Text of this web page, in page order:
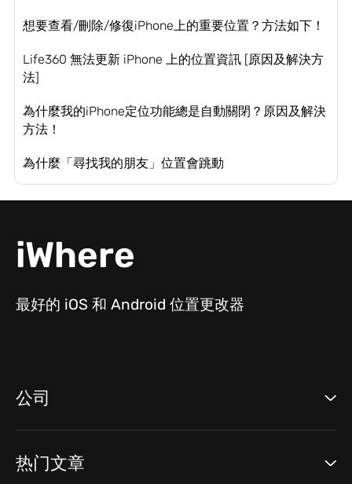
想要查看/刪除/修復iPhone上的重要位置？方法如下！
Life360 無法更新 iPhone 上的位置資訊 [原因及解決方
法]
為什麼我的iPhone定位功能總是自動關閉？原因及解決
方法！
為什麼「尋找我的朋友」位置會跳動
iWhere
最好的 iOS 和 Android 位置更改器
公司
热门文章